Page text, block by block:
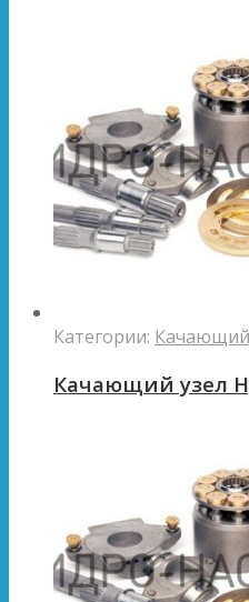
Категории: Качающий
Качающий узел